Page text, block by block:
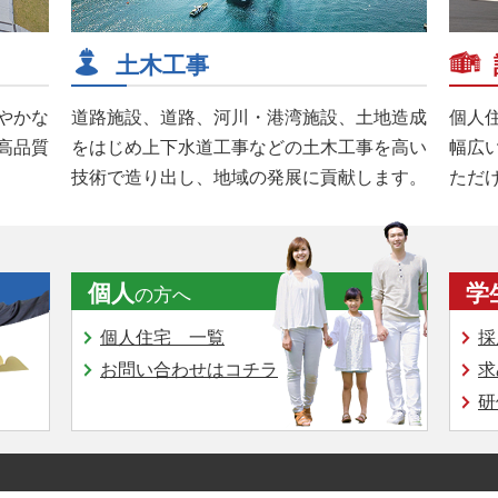
かな
品質
土木工事
道路施設、道路、河川・港湾施設、土地造成
をはじめ上下水道工事などの土木工事を高い
技術で造り出し、地域の発展に貢献します。
個人
幅広
ただ
個人の方へ
個人住宅 一覧
お問い合わせはコチラ
学